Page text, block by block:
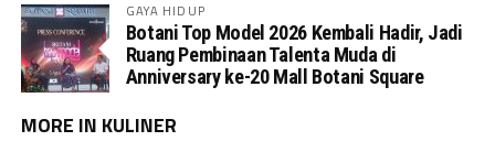
GAYA HIDUP
Botani Top Model 2026 Kembali Hadir, Jadi
Ruang Pembinaan Talenta Muda di
Anniversary ke-20 Mall Botani Square
MORE IN KULINER